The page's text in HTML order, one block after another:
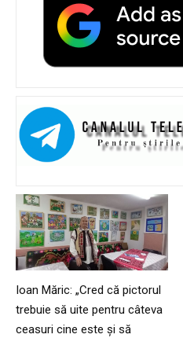
Ioan Măric: „Cred că pictorul
trebuie să uite pentru câteva
ceasuri cine este și să